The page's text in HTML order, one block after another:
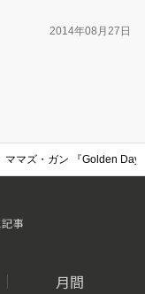
2014年08月27日
ママズ・ガン 『Golden
事
月間